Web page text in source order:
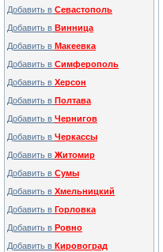
Добавить в Севастополь
Добавить в Винница
Добавить в Макеевка
Добавить в Симферополь
Добавить в Херсон
Добавить в Полтава
Добавить в Чернигов
Добавить в Черкассы
Добавить в Житомир
Добавить в Сумы
Добавить в Хмельницкий
Добавить в Горловка
Добавить в Ровно
Добавить в Кировоград